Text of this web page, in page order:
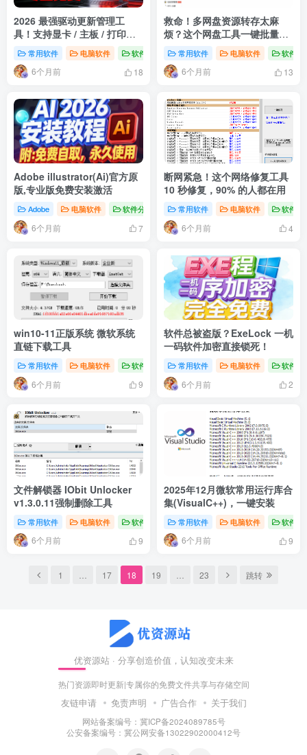
2026 最强驱动更新管理工
具！支持显卡 / 主板 / 打印机
等全硬件
常用软件 电脑软件 软件分享
6个月前 18
救命！多网盘资源转存太麻
烦？这个网盘工具一键批量搞
常用软件 电脑软件 软件分
6个月前 13
Adobe illustrator(Ai)官方原
版,专业版免费安装激活
Adobe 电脑软件 软件分享
6个月前 7
断网紧急！这个网络修复工具
10 秒修复，90% 的人都在用
常用软件 电脑软件 软件分
6个月前 4
win10-11正版系统 微软系统
直链下载工具
常用软件 电脑软件 软件分享
6个月前 9
软件总被盗版？ExeLock 一机
一码软件加密直接锁死！
常用软件 电脑软件 软件分
6个月前 2
文件解锁器 IObit Unlocker
v1.3.0.11强制删除工具
常用软件 电脑软件 软件分享
6个月前 9
2025年12月微软常用运行库合
集(VisualC++)，一键安装
常用软件 电脑软件 软件分
6个月前 9
1 17 18 19 23 跳转
优资源站 · 分享创造价值，认知改变未来
热门资源即时更新|专属你的免费文件共享与存储空间
友链申请 免责声明 广告合作 关于我们
网站备案编号：冀ICP备2024089785号
公安备案编号：冀公网安备13022902000412号